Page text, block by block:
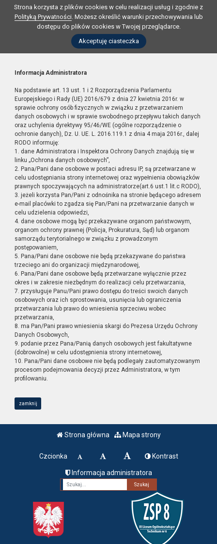
Strona korzysta z plików cookies w celu realizacji usług i zgodnie z
Polityką Prywatności. Możesz określić warunki przechowywania lub
dostępu do plików cookies w Twojej przeglądarce.
Akceptuję ciasteczka
Informacja Administratora
Na podstawie art. 13 ust. 1 i 2 Rozporządzenia Parlamentu
Europejskiego i Rady (UE) 2016/679 z dnia 27 kwietnia 2016r. w
sprawie ochrony osób fizycznych w związku z przetwarzaniem
danych osobowych i w sprawie swobodnego przepływu takich danych
oraz uchylenia dyrektywy 95/46/WE (ogólne rozporządzenie o
ochronie danych), Dz. U. UE. L. 2016.119.1 z dnia 4 maja 2016r., dalej
RODO informuję:
1. dane Administratora i Inspektora Ochrony Danych znajdują się w
linku „Ochrona danych osobowych”,
2. Pana/Pani dane osobowe w postaci adresu IP, są przetwarzane w
celu udostępniania strony internetowej oraz wypełnienia obowiązków
prawnych spoczywających na administratorze(art.6 ust.1 lit.c RODO),
3. jeżeli korzysta Pan/Pani z odnośnika na stronie będącego adresem
e-mail placówki to zgadza się Pan/Pani na przetwarzanie danych w
celu udzielenia odpowiedzi,
4. dane osobowe mogą być przekazywane organom państwowym,
organom ochrony prawnej (Policja, Prokuratura, Sąd) lub organom
samorządu terytorialnego w związku z prowadzonym
postępowaniem,
5. Pana/Pani dane osobowe nie będą przekazywane do państwa
trzeciego ani do organizacji międzynarodowej,
6. Pana/Pani dane osobowe będą przetwarzane wyłącznie przez
okres i w zakresie niezbędnym do realizacji celu przetwarzania,
7. przysługuje Panu/Pani prawo dostępu do treści swoich danych
osobowych oraz ich sprostowania, usunięcia lub ograniczenia
przetwarzania lub prawo do wniesienia sprzeciwu wobec
przetwarzania,
8. ma Pan/Pani prawo wniesienia skargi do Prezesa Urzędu Ochrony
Danych Osobowych,
9. podanie przez Pana/Panią danych osobowych jest fakultatywne
(dobrowolne) w celu udostępnienia strony internetowej,
10. Pana/Pani dane osobowe nie będą podlegały zautomatyzowanym
procesom podejmowania decyzji przez Administratora, w tym
profilowaniu.
zamknij
Strona główna Mapa strony
Czcionka Kontrast
Informacja administratora
Fraza